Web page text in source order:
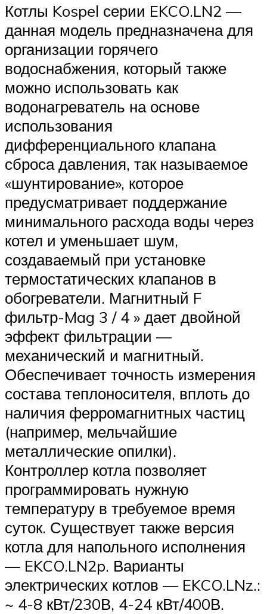
Котлы Kospel серии EKCO.LN2 —
данная модель предназначена для
организации горячего
водоснабжения, который также
можно использовать как
водонагреватель на основе
использования
дифференциального клапана
сброса давления, так называемое
«шунтирование», которое
предусматривает поддержание
минимального расхода воды через
котел и уменьшает шум,
создаваемый при установке
термостатических клапанов в
обогреватели. Магнитный F
фильтр-Mag 3 / 4 » дает двойной
эффект фильтрации —
механический и магнитный.
Обеспечивает точность измерения
состава теплоносителя, вплоть до
наличия ферромагнитных частиц
(например, мельчайшие
металлические опилки).
Контроллер котла позволяет
программировать нужную
температуру в требуемое время
суток. Существует также версия
котла для напольного исполнения
— EKCO.LN2p. Варианты
электрических котлов — EKCO.LNz.:
~ 4-8 кВт/230В, 4-24 кВт/400В.